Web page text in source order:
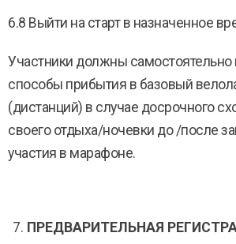
6.8 Выйти на старт в назначенное
Участники должны самостоятельно
способы прибытия в базовый
(дистанций) в случае досрочного
своего отдыха/ночевки до /после
участия в марафоне.
ПРЕДВАРИТЕЛЬНАЯ